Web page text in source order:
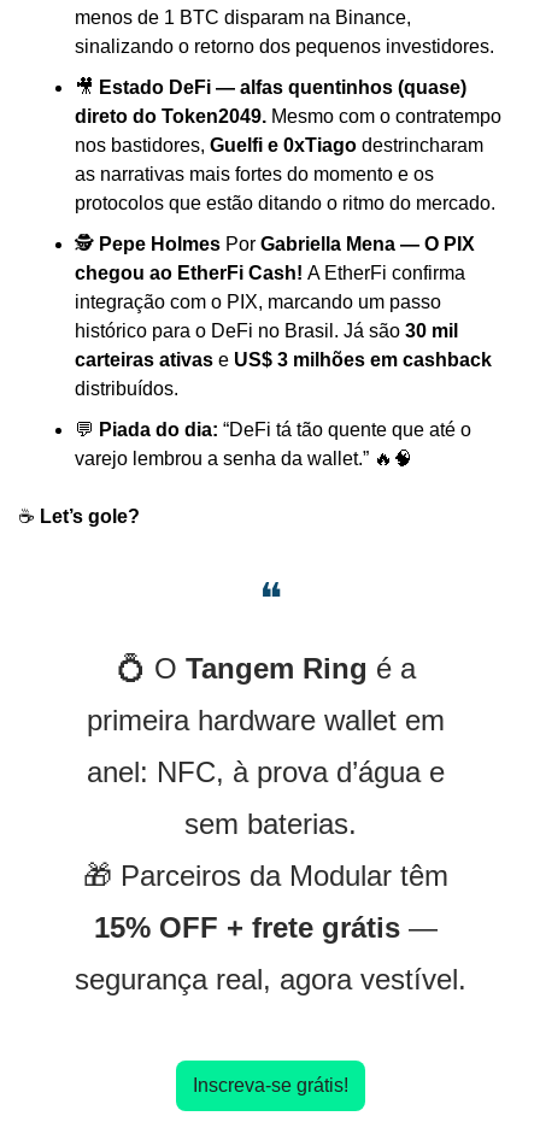
menos de 1 BTC disparam na Binance,
sinalizando o retorno dos pequenos investidores.
🎥 Estado DeFi — alfas quentinhos (quase)
direto do Token2049. Mesmo com o contratempo
nos bastidores, Guelfi e 0xTiago destrincharam
as narrativas mais fortes do momento e os
protocolos que estão ditando o ritmo do mercado.
🕵️ Pepe Holmes Por Gabriella Mena — O PIX
chegou ao EtherFi Cash! A EtherFi confirma
integração com o PIX, marcando um passo
histórico para o DeFi no Brasil. Já são 30 mil
carteiras ativas e US$ 3 milhões em cashback
distribuídos.
💬 Piada do dia: “DeFi tá tão quente que até o
varejo lembrou a senha da wallet.” 🔥 🧠
☕️ Let’s gole?
❝
💍 O Tangem Ring é a
primeira hardware wallet em
anel: NFC, à prova d’água e
sem baterias.
🎁
15% OFF + frete grátis —
segurança real, agora vestível.
Inscreva-se grátis!